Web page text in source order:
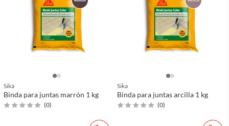
Sika
Binda para juntas marrón 1 kg
(0)
Sika
Binda para juntas arcilla 1 kg
(0)